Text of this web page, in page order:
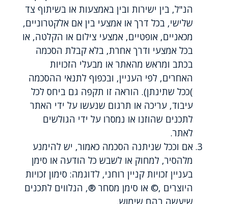
הנ"ל, בין ישירות ובין באמצעות או בשיתוף צד
שלישי, בכל דרך או אמצעי בין אם אלקטרוניים,
מכאניים, אופטיים, אמצעי צילום או הקלטה, או
בכל אמצעי ודרך אחרת, בלא קבלת הסכמה
בכתב ומראש מהאתר או מבעלי הזכויות
האחרים, לפי העניין, ובכפוף לתנאי ההסכמה
)ככל שתינתן). הוראה זו תקפה גם ביחס לכל
עיבוד, עריכה או תרגום שנעשו על ידי האתר
לתכנים שהוזנו או נמסרו על ידי הגולשים
לאתר.
אם וככל שניתנה הסכמה כאמור, יש להימנע
מלהסיר, למחוק או לשבש כל הודעה או סימן
בעניין זכויות קניין רוחני, לדוגמה: סימון זכויות
היוצרים ,© או סימן מסחר ®, הנלווים לתכנים
שיעשה בהם שימוש.